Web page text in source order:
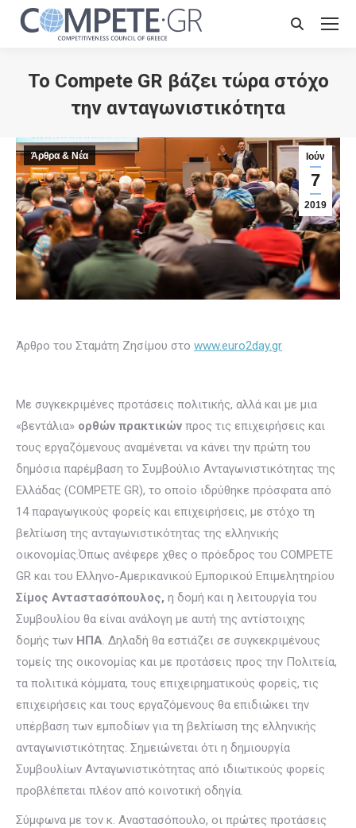
Search:
Το Compete GR βάζει τώρα στόχο
την ανταγωνιστικότητα
Ιούν
7
2019
Άρθρα & Νέα
Άρθρο του Σταμάτη Ζησίμου στο www.euro2day.gr
Με συγκεκριμένες προτάσεις πολιτικής, αλλά και με μια
«βεντάλια» ορθών πρακτικών προς τις επιχειρήσεις και
τους εργαζόμενους αναμένεται να κάνει την πρώτη του
δημόσια παρέμβαση το Συμβούλιο Ανταγωνιστικότητας της
Ελλάδας (COMPETE GR), το οποίο ιδρύθηκε πρόσφατα από
14 παραγωγικούς φορείς και επιχειρήσεις, με στόχο τη
βελτίωση της ανταγωνιστικότητας της ελληνικής
οικονομίας.Όπως ανέφερε χθες ο πρόεδρος του COMPETE
GR και του Ελληνο-Αμερικανικού Εμπορικού Επιμελητηρίου
Σίμος Ανταστασόπουλος, η δομή και η λειτουργία του
Συμβουλίου θα είναι ανάλογη με αυτή της αντίστοιχης
δομής των ΗΠΑ. Δηλαδή θα εστιάζει σε συγκεκριμένους
τομείς της οικονομίας και με προτάσεις προς την Πολιτεία,
τα πολιτικά κόμματα, τους επιχειρηματικούς φορείς, τις
επιχειρήσεις και τους εργαζόμενους θα επιδιώκει την
υπέρβαση των εμποδίων για τη βελτίωση της ελληνικής
ανταγωνιστικότητας. Σημειώνεται ότι η δημιουργία
Συμβουλίων Ανταγωνιστικότητας από ιδιωτικούς φορείς
προβλέπεται πλέον από κοινοτική οδηγία.
Σύμφωνα με τον κ. Αναστασόπουλο, οι πρώτες προτάσεις